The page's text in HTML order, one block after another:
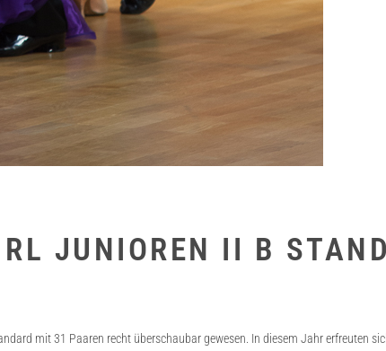
JUNIOREN II B
mit 31 Paaren recht überschaubar gewesen. In diesem Jahr erfreuten